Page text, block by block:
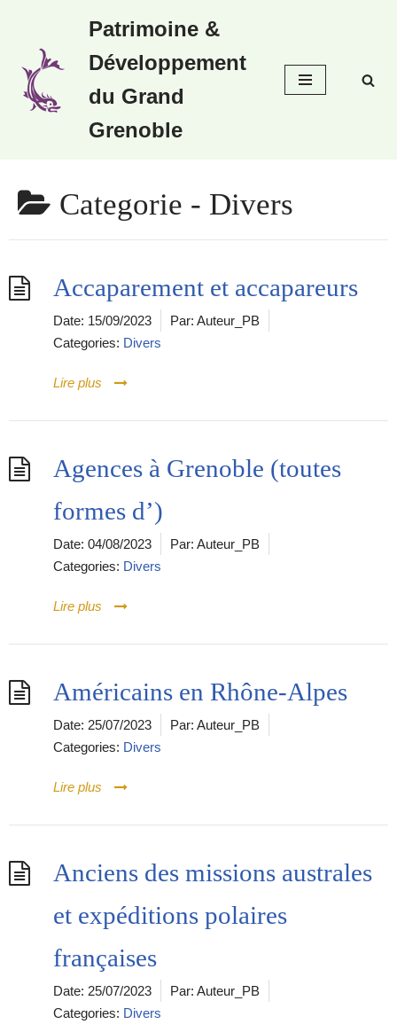
au
contenu
Patrimoine &
Développement
du Grand
Grenoble
Categorie - Divers
Accaparement et accapareurs
Date: 15/09/2023 Par: Auteur_PB
Categories: Divers
Lire plus
Agences à Grenoble (toutes
formes d’)
Date: 04/08/2023 Par: Auteur_PB
Categories: Divers
Lire plus
Américains en Rhône-Alpes
Date: 25/07/2023 Par: Auteur_PB
Categories: Divers
Lire plus
Anciens des missions australes
et expéditions polaires
françaises
Date: 25/07/2023 Par: Auteur_PB
Categories: Divers